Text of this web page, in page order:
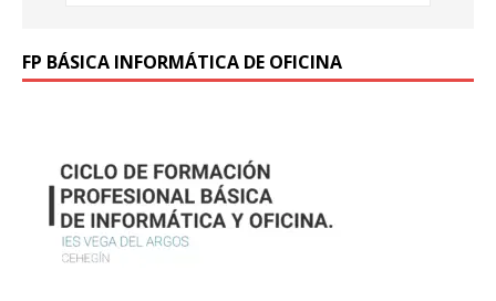
FP BÁSICA INFORMÁTICA DE OFICINA